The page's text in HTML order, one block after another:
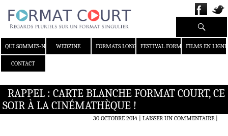
QUI SOMMES-NOUS ?WEBZINE FORMATS LONGS FESTIVAL FORMAT COURT
FILMS EN LIGNE
CONTACT
Recherche
RAPPEL : CARTE BLANCHE FORMAT COURT, CE
SOIR À LA CINÉMATHÈQUE !
30 OCTOBRE 2014 LAISSER UN COMMENTAIRE|